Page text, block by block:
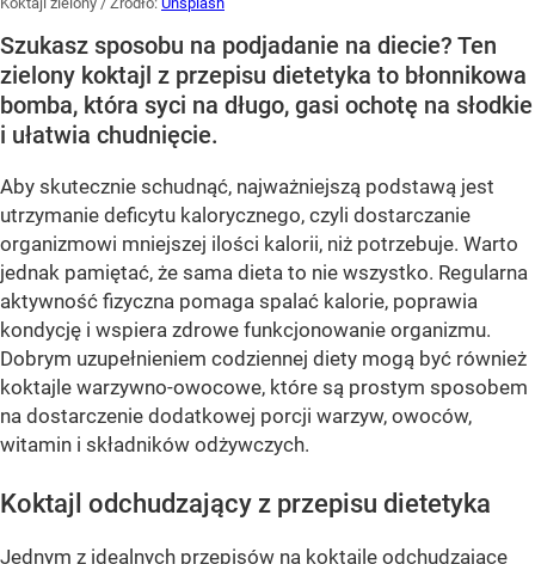
Szukasz sposobu na podjadanie na diecie? Ten
zielony koktajl z przepisu dietetyka to błonnikowa
bomba, która syci na długo, gasi ochotę na słodkie
i ułatwia chudnięcie.
Aby skutecznie schudnąć, najważniejszą podstawą jest
utrzymanie deficytu kalorycznego, czyli dostarczanie
organizmowi mniejszej ilości kalorii, niż potrzebuje. Warto
jednak pamiętać, że sama dieta to nie wszystko. Regularna
aktywność fizyczna pomaga spalać kalorie, poprawia
kondycję i wspiera zdrowe funkcjonowanie organizmu.
Dobrym uzupełnieniem codziennej diety mogą być również
koktajle warzywno-owocowe, które są prostym sposobem
na dostarczenie dodatkowej porcji warzyw, owoców,
witamin i składników odżywczych.
Koktajl odchudzający z przepisu dietetyka
Jednym z idealnych przepisów na koktajle odchudzające